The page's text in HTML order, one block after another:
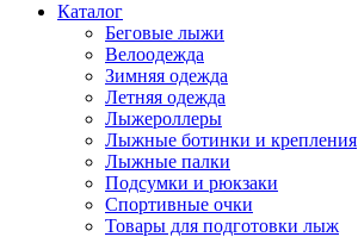
Каталог
Беговые лыжи
Велоодежда
Зимняя одежда
Летняя одежда
Лыжероллеры
Лыжные ботинки и крепления
Лыжные палки
Подсумки и рюкзаки
Спортивные очки
Товары для подготовки лыж